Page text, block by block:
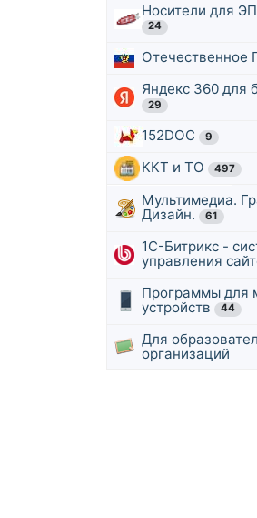
Носители для
24
Отечественное
Яндекс 360 для
29
152DOC 9
ККТ и ТО 497
Мультимедиа.
Дизайн.
61
1С-Битрикс -
управления
Программы для
устройств
44
Для
организаций